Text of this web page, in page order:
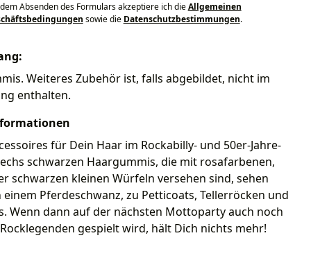
Absenden des Formulars akzeptiere ich dieAllgemeinen
sowie die Datenschutzbestimmungen.
Weiteres Zubehör ist, falls abgebildet, nicht im
enthalten.
für Dein Haar im Rockabilly- und 50er-Jahre-
schwarzen Haargummis, die mit rosafarbenen,
schwarzen kleinen Würfeln versehen sind, sehen
einem Pferdeschwanz, zu Petticoats, Tellerröcken und
Wenn dann auf der nächsten Mottoparty auch noch
gespielt wird, hält Dich nichts mehr!